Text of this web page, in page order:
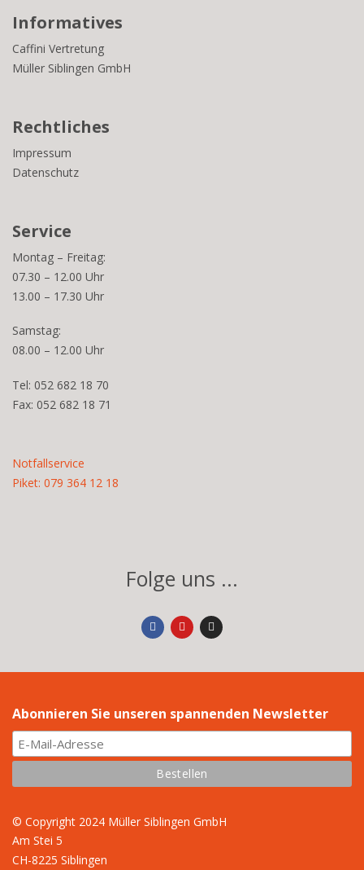
Informatives
Caffini Vertretung
Müller Siblingen GmbH
Rechtliches
Impressum
Datenschutz
Service
Montag – Freitag:
07.30 – 12.00 Uhr
13.00 – 17.30 Uhr
Samstag:
08.00 – 12.00 Uhr
Tel: 052 682 18 70
Fax: 052 682 18 71
Notfallservice
Piket: 079 364 12 18
Folge uns ...
© Copyright 2024 Müller Siblingen GmbH
Am Stei 5
CH-8225 Siblingen
Abonnieren Sie unseren spannenden Newsletter